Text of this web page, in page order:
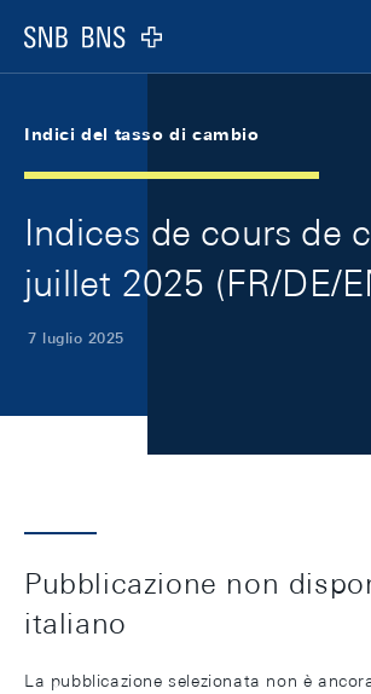
Logo
Indici del tasso di cambio
Indices de cours de
juillet 2025 (FR/DE/
7 luglio 2025
Pubblicazione non
italiano
La pubblicazione selezionata non è